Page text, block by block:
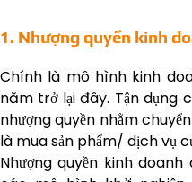
1. Nhượng quyền kinh
Chính là mô hình kinh
năm trở lại đây. Tận dụng
nhượng quyền nhằm
là mua sản phẩm/ dịch vụ
Nhượng quyền kinh